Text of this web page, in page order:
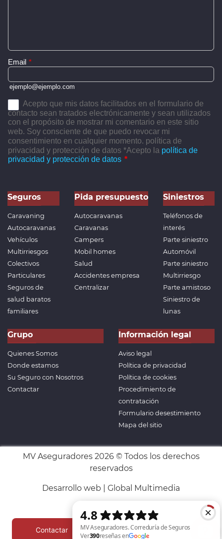
Seguros
Caravaning
Autocaravanas
Vehículos
Multirriesgos
Colectivos
Particulares
Seguros de
salud baratos
familiares
Pida presupuesto
Autocaravanas
Caravanas
Campers
Mobil homes
Salud
Accidentes empresa
Centralizar
Siniestros
Teléfonos de
interés
Parte siniestro
Automóvil
Parte siniestro
Multirriesgo
Parte amistoso
Siniestro de
lunas
Grupo
Quienes Somos
Donde estamos
Su Seguro con Nosotros
Contactar
Información legal
Aviso legal
Política de privacidad
Política de cookies
Procedimiento de
contratación
Formulario desestimiento
Mapa del sitio
MV Aseguradores 2026 © Todos los derechos
reservados
Desarrollo web | Global Multimedia
Contactar